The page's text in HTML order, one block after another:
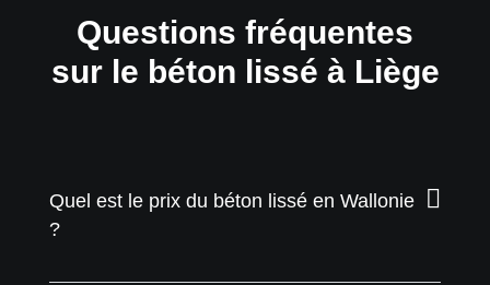
Questions fréquentes
sur le béton lissé à Liège
Quel est le prix du béton lissé en Wallonie
?